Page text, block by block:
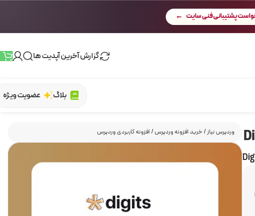
پشتیبانی فنی سایت
گزارش آخرین آپدیت ها
بلاگ عضویت ویژه
وردپرس نیاز/خرید افزونه وردپرس/ افزونه کاربردی وردپرس